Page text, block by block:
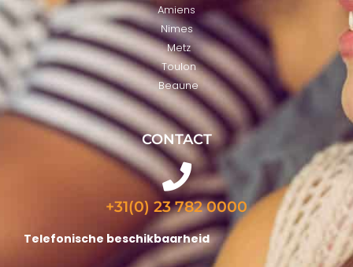
Amiens
Nimes
Metz
Toulon
Beaune
CONTACT
+31(0) 23 782 0000
Telefonische beschikbaarheid